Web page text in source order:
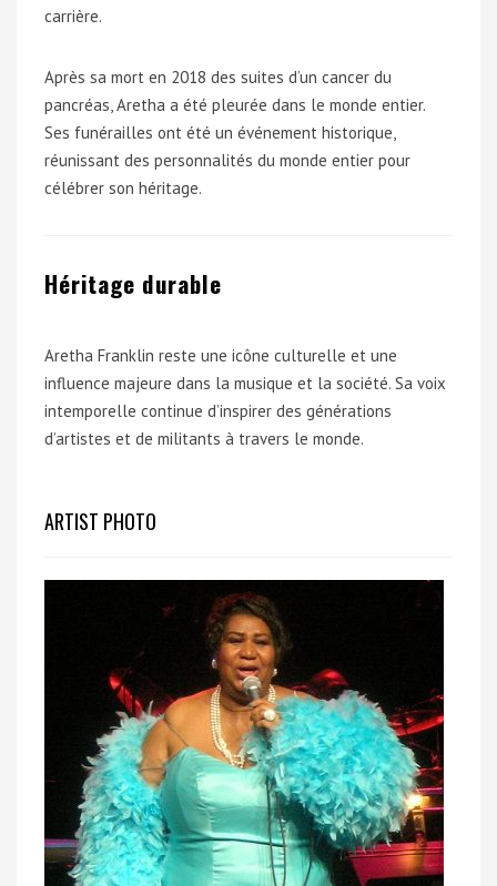
carrière.
Après sa mort en 2018 des suites d’un cancer du
pancréas, Aretha a été pleurée dans le monde entier.
Ses funérailles ont été un événement historique,
réunissant des personnalités du monde entier pour
célébrer son héritage.
Héritage durable
Aretha Franklin reste une icône culturelle et une
influence majeure dans la musique et la société. Sa voix
intemporelle continue d’inspirer des générations
d’artistes et de militants à travers le monde.
ARTIST PHOTO